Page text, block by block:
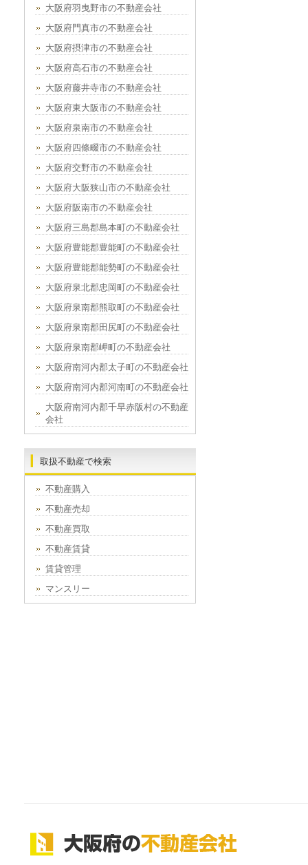
大阪府羽曳野市の不動産会社
大阪府門真市の不動産会社
大阪府摂津市の不動産会社
大阪府高石市の不動産会社
大阪府藤井寺市の不動産会社
大阪府東大阪市の不動産会社
大阪府泉南市の不動産会社
大阪府四條畷市の不動産会社
大阪府交野市の不動産会社
大阪府大阪狭山市の不動産会社
大阪府阪南市の不動産会社
大阪府三島郡島本町の不動産会社
大阪府豊能郡豊能町の不動産会社
大阪府豊能郡能勢町の不動産会社
大阪府泉北郡忠岡町の不動産会社
大阪府泉南郡熊取町の不動産会社
大阪府泉南郡田尻町の不動産会社
大阪府泉南郡岬町の不動産会社
大阪府南河内郡太子町の不動産会社
大阪府南河内郡河南町の不動産会社
大阪府南河内郡千早赤阪村の不動産
会社
取扱不動産で検索
不動産購入
不動産売却
不動産買取
不動産賃貸
賃貸管理
マンスリー